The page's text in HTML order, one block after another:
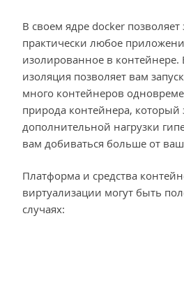
В своем ядре docker позволяет
практически любое
изолированное в контейнере.
изоляция позволяет вам
много контейнеров
природа контейнера, который
дополнительной нагрузки
вам добиваться больше от
Платформа и средства
виртуализации могут быть
случаях: